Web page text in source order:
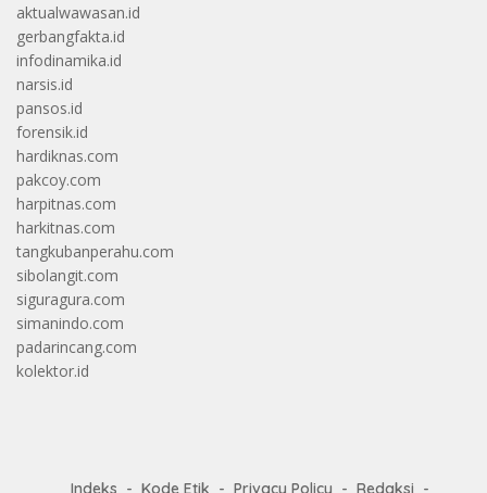
aktualwawasan.id
gerbangfakta.id
infodinamika.id
narsis.id
pansos.id
forensik.id
hardiknas.com
pakcoy.com
harpitnas.com
harkitnas.com
tangkubanperahu.com
sibolangit.com
siguragura.com
simanindo.com
padarincang.com
kolektor.id
Indeks Kode Etik Privacy Policy Redaksi